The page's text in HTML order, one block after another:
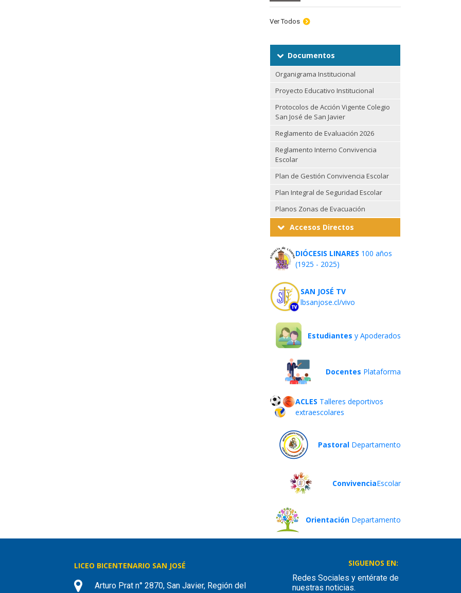
Ver Todos
Documentos
Organigrama Institucional
Proyecto Educativo Institucional
Protocolos de Acción Vigente Colegio
San José de San Javier
Reglamento de Evaluación 2026
Reglamento Interno Convivencia
Escolar
Plan de Gestión Convivencia Escolar
Plan Integral de Seguridad Escolar
Planos Zonas de Evacuación
Accesos Directos
DIÓCESIS LINARES 100 años
(1925 - 2025)
SAN JOSÉ TV
lbsanjose.cl/vivo
Estudiantes y Apoderados
Docentes Plataforma
ACLES Talleres deportivos
extraescolares
Pastoral Departamento
ConvivenciaEscolar
Orientación Departamento
LICEO BICENTENARIO SAN JOSÉ
Arturo Prat n° 2870, San Javier, Región del
SIGUENOS EN:
Redes Sociales y entérate de
nuestras noticias.